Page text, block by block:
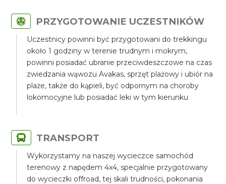
PRZYGOTOWANIE UCZESTNIKÓW
Uczestnicy powinni być przygotowani do trekkingu
około 1 godziny w terenie trudnym i mokrym,
powinni posiadać ubranie przeciwdeszczowe na czas
zwiedzania wąwozu Avakas, sprzęt plażowy i ubiór na
plaże, także do kąpieli, być odpornym na choroby
lokomocyjne lub posiadać leki w tym kierunku
TRANSPORT
Wykorzystamy na naszej wycieczce samochód
terenowy z napędem 4x4, specjalnie przygotowany
do wycieczki offroad, tej skali trudności, pokonania